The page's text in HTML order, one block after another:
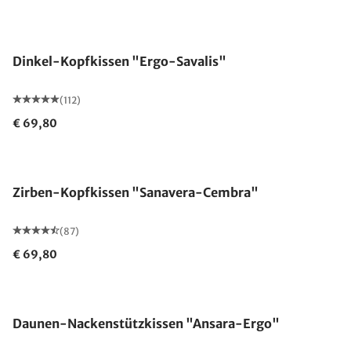
Dinkel-Kopfkissen "Ergo-Savalis"
(112)
€ 69,80
Zirben-Kopfkissen "Sanavera-Cembra"
(87)
€ 69,80
Daunen-Nackenstützkissen "Ansara-Ergo"